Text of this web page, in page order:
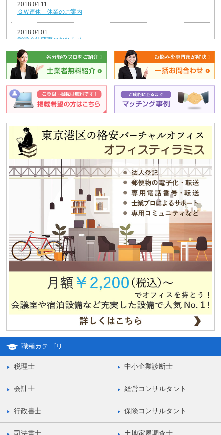
2018.04.11
ＧＷ連休 休業のご案内
2018.04.01
運営会社変更のお知らせ
2018.01.04
新年のごあいさつ
2017.12.26
年末年始休業のお知らせ
2014.08.07
夏期休業のお知らせ
2013.12.25
平成25年冬季休暇のお知らせ
2013.08.12
夏期休業のお知らせ
独立・移転をお考えの方、必見！！格安合同貸事務所のご紹介！！
職種カテゴリ
税理士 中小企業診断士
会計士 経営コンサルタント
行政書士 保険コンサルタント
司法書士 土地家屋調査士